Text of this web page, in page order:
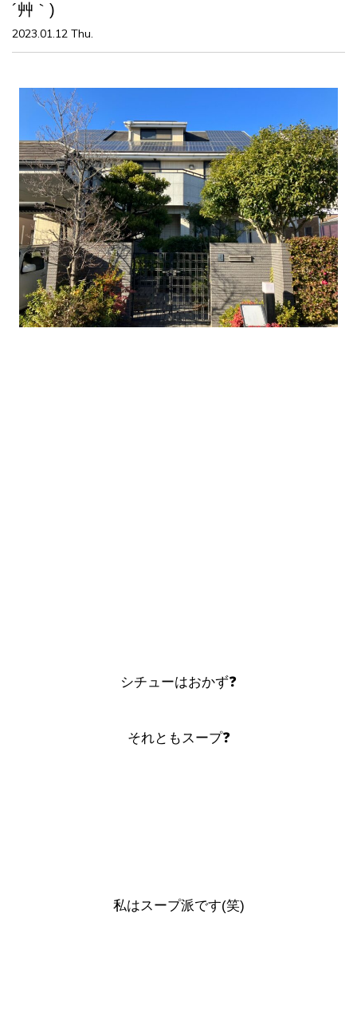
´艸｀)
2023.01.12 Thu.
シチューはおかず❓
それともスープ❓
私はスープ派です(笑)